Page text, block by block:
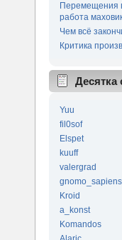
Перемещения
работа
Чем всё
Критика
Десятка
Yuu
fil0sof
Elspet
kuuff
valergrad
gnomo_sapiens
Kroid
a_konst
Komandos